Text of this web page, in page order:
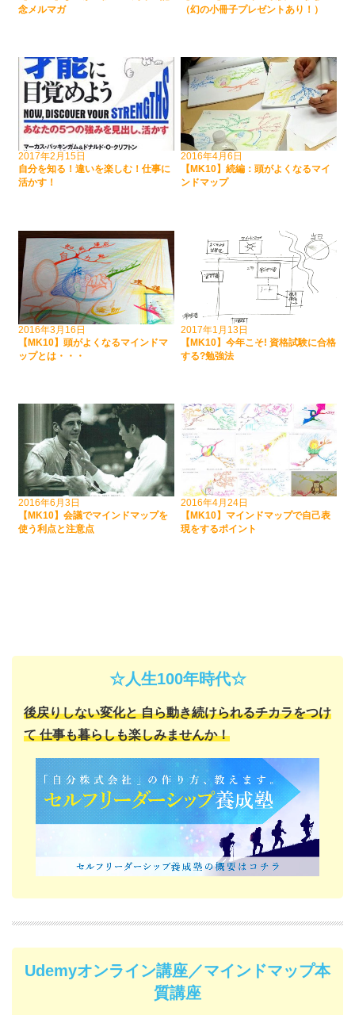
念メルマガ
（幻の小冊子プレゼントあり！）
2017年2月15日
自分を知る！違いを楽しむ！仕事に
活かす！
2016年4月6日
【MK10】続編：頭がよくなるマイ
ンドマップ
2016年3月16日
【MK10】頭がよくなるマインドマ
ップとは・・・
2017年1月13日
【MK10】今年こそ! 資格試験に合格
する?勉強法
2016年6月3日
【MK10】会議でマインドマップを
使う利点と注意点
2016年4月24日
【MK10】マインドマップで自己表
現をするポイント
☆人生100年時代☆
後戻りしない変化と自ら動き続けられるチカラをつけ
て仕事も暮らしも楽しみませんか！
Udemyオンライン講座／マインドマップ本
質講座